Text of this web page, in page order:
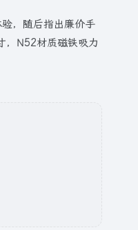
，随后指出廉价手
，N52材质磁铁吸力